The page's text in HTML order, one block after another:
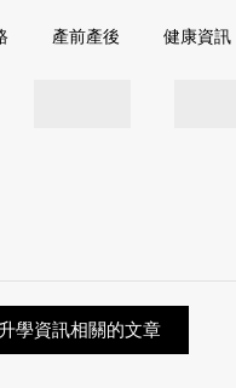
產前產後 健康資訊
學資訊相關的文章